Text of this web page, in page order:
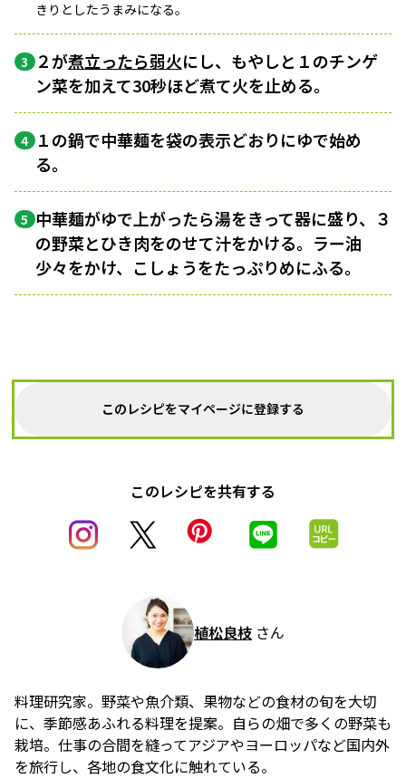
きりとしたうまみになる。
3 ２が煮立ったら弱火にし、もやしと１のチンゲ
ン菜を加えて30秒ほど煮て火を止める。
4 １の鍋で中華麺を袋の表示どおりにゆで始め
る。
5 中華麺がゆで上がったら湯をきって器に盛り、３
の野菜とひき肉をのせて汁をかける。ラー油
少々をかけ、こしょうをたっぷりめにふる。
このレシピをマイページに登録する
このレシピを共有する
植松良枝 さん
料理研究家。野菜や魚介類、果物などの食材の旬を大切
に、季節感あふれる料理を提案。自らの畑で多くの野菜も
栽培。仕事の合間を縫ってアジアやヨーロッパなど国内外
を旅行し、各地の食文化に触れている。